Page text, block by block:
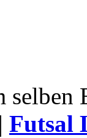
| Futsal